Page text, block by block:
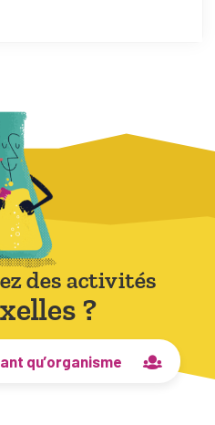
des activités
?
qu’organisme